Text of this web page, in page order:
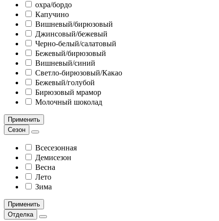
охра/бордо
Капучино
Вишневый/бирюзовый
Джинсовый/бежевый
Черно-белый/салатовый
Бежевый/бирюзовый
Вишневый/синий
Светло-бирюзовый/Какао
Бежевый/голубой
Бирюзовый мрамор
Молочный шоколад
Применить
Сезон
Всесезонная
Демисезон
Весна
Лето
Зима
Применить
Отделка